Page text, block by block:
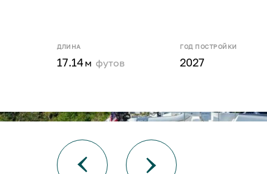
ДЛИНА
17.14 м футов
ГОД ПОСТРОЙКИ
2027